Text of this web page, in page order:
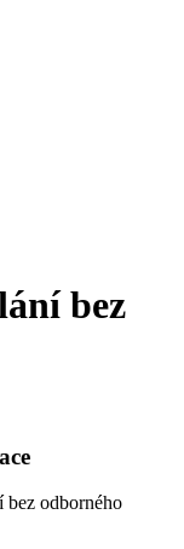
bez
odborného